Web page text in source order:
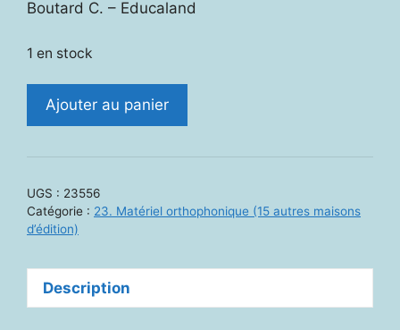
Boutard C. – Educaland
1 en stock
quantité
:
f/v,
t/d,
k/g,
Ajouter au panier
UGS : 23556
Catégorie : 23. Matériel orthophonique (15 autres maisons
d’édition)
Description